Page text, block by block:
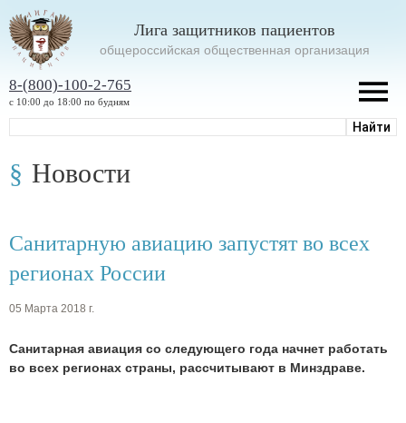
Лига защитников пациентов
oбщероссийская общественная организация
8-(800)-100-2-765
с 10:00 до 18:00 по будням
Новости
Санитарную авиацию запустят во всех
регионах России
05 Марта 2018 г.
Санитарная авиация со следующего года начнет работать
во всех регионах страны, рассчитывают в Минздраве.